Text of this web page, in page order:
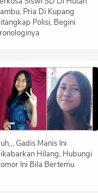
Pria Di Kupang
Polisi, Begini
Gadis Manis Ini
Hilang, Hubungi
Ini Bila Bertemu